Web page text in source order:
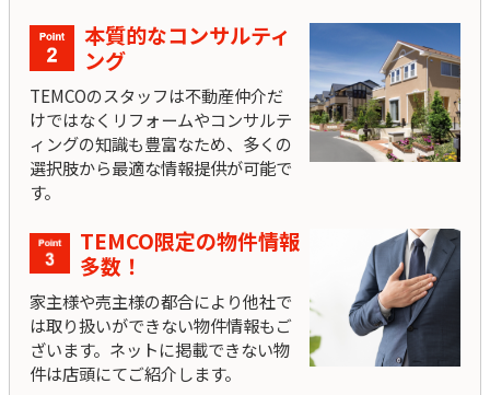
本質的なコンサルティ
ング
TEMCOのスタッフは不動産仲介だ
けではなくリフォームやコンサルテ
ィングの知識も豊富なため、多くの
選択肢から最適な情報提供が可能で
す。
TEMCO限定の物件情報
多数！
家主様や売主様の都合により他社で
は取り扱いができない物件情報もご
ざいます。ネットに掲載できない物
件は店頭にてご紹介します。